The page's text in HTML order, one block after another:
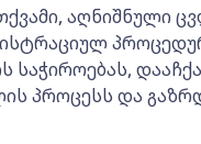
აღნიშნული
საჭიროებას,
პროცესს და